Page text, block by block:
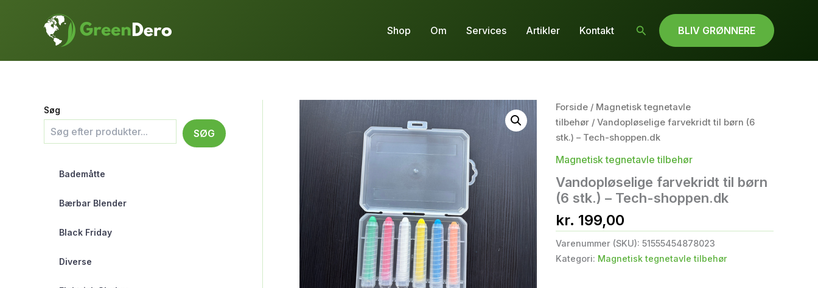
Shop Om Services Artikler Kontakt Søg BLIV GRØNNERE
Søg
SØG
Bademåtte
Bærbar Blender
Black Friday
Diverse
Forside/ Magnetisk tegnetavle
tilbehør/ Vandopløselige farvekridt til børn (6
stk.) – Tech-shoppen.dk
Magnetisk tegnetavle tilbehør
Vandopløselige farvekridt til børn
(6 stk.) – Tech-shoppen.dk
kr. 199,00
Varenummer (SKU): 51555454878023
Kategori: Magnetisk tegnetavle tilbehør